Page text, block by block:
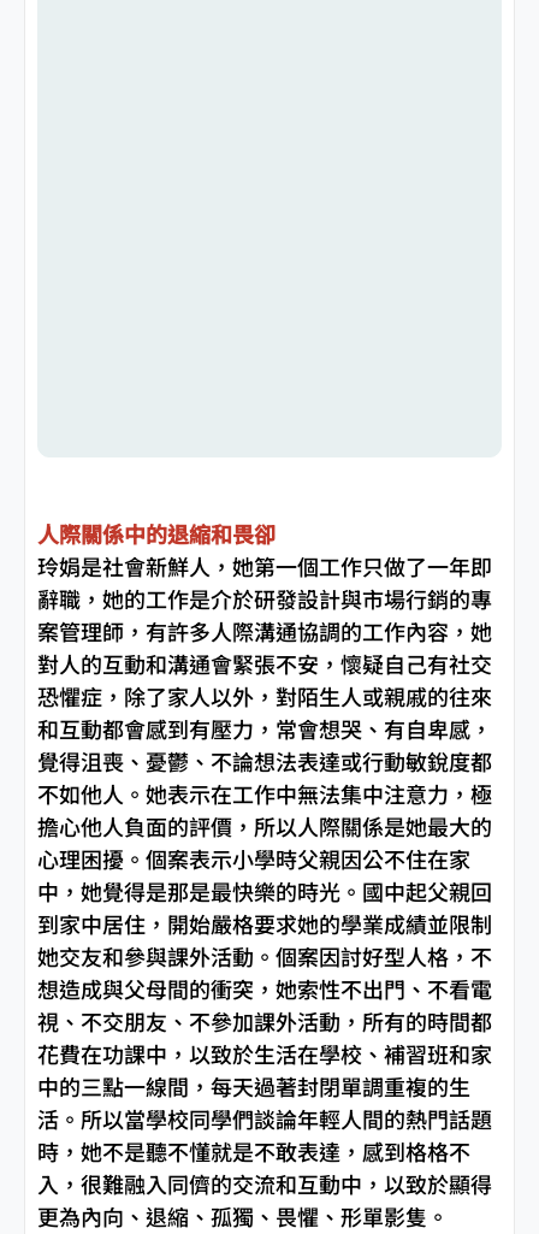
人際關係中的退縮和畏卻
玲娟是社會新鮮人，她第一個工作只做了一年即
辭職，她的工作是介於研發設計與市場行銷的專
案管理師，有許多人際溝通協調的工作內容，她
對人的互動和溝通會緊張不安，懷疑自己有社交
恐懼症，除了家人以外，對陌生人或親戚的往來
和互動都會感到有壓力，常會想哭、有自卑感，
覺得沮喪、憂鬱、不論想法表達或行動敏銳度都
不如他人。她表示在工作中無法集中注意力，極
擔心他人負面的評價，所以人際關係是她最大的
心理困擾。個案表示小學時父親因公不住在家
中，她覺得是那是最快樂的時光。國中起父親回
到家中居住，開始嚴格要求她的學業成績並限制
她交友和參與課外活動。個案因討好型人格，不
想造成與父母間的衝突，她索性不出門、不看電
視、不交朋友、不參加課外活動，所有的時間都
花費在功課中，以致於生活在學校、補習班和家
中的三點一線間，每天過著封閉單調重複的生
活。所以當學校同學們談論年輕人間的熱門話題
時，她不是聽不懂就是不敢表達，感到格格不
入，很難融入同儕的交流和互動中，以致於顯得
更為內向、退縮、孤獨、畏懼、形單影隻。